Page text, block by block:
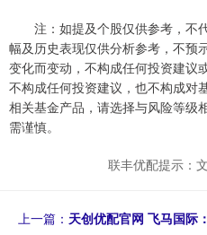
注：如提及个股仅供参考，不
幅及历史表现仅供分析参考，不预
变化而变动，不构成任何投资建议
不构成任何投资建议，也不构成对
相关基金产品，请选择与风险等级
需谨慎。
联丰优配提示：
上一篇： 天创优配官网 飞马国际